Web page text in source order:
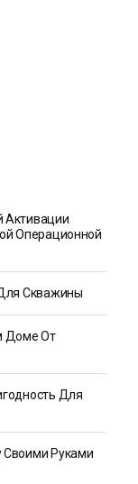
Активации
Операционной
Скважины
Доме От
Для
Руками